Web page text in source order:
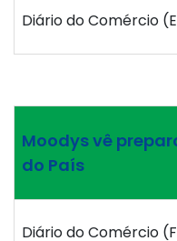
Diário do Comércio
Moodys vê
do País
Diário do Comércio